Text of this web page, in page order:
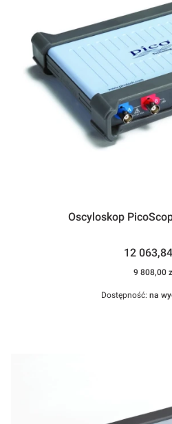
Oscyloskop
Cena
12
Cena
9 808,00
Dostępność: na